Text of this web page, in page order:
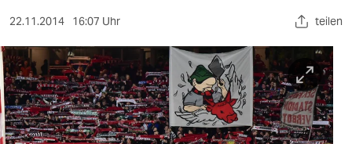
sport
berlin
nord
wahrheit
22.11.2014 16:07 Uhr teilen